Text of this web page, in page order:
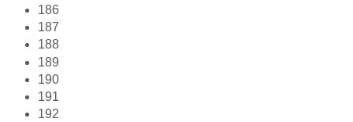
186
187
188
189
190
191
192